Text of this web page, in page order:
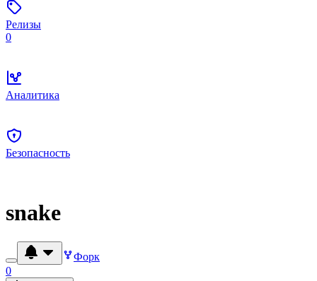
Релизы
0
Аналитика
Безопасность
snake
Форк
0